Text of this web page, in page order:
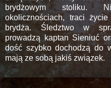
brydżowym stoliku.
okolicznościach, traci
brydża. Śledztwo w
prowadzą kaptan Sieniuć
dość szybko dochodzą do
mają ze sobą jakiś związek.